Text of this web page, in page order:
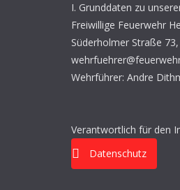
I. Grunddaten zu
Freiwillige Feuerwehr
Süderholmer Straße
Wehrführer: Andre
Verantwortlich für den
Datenschutz